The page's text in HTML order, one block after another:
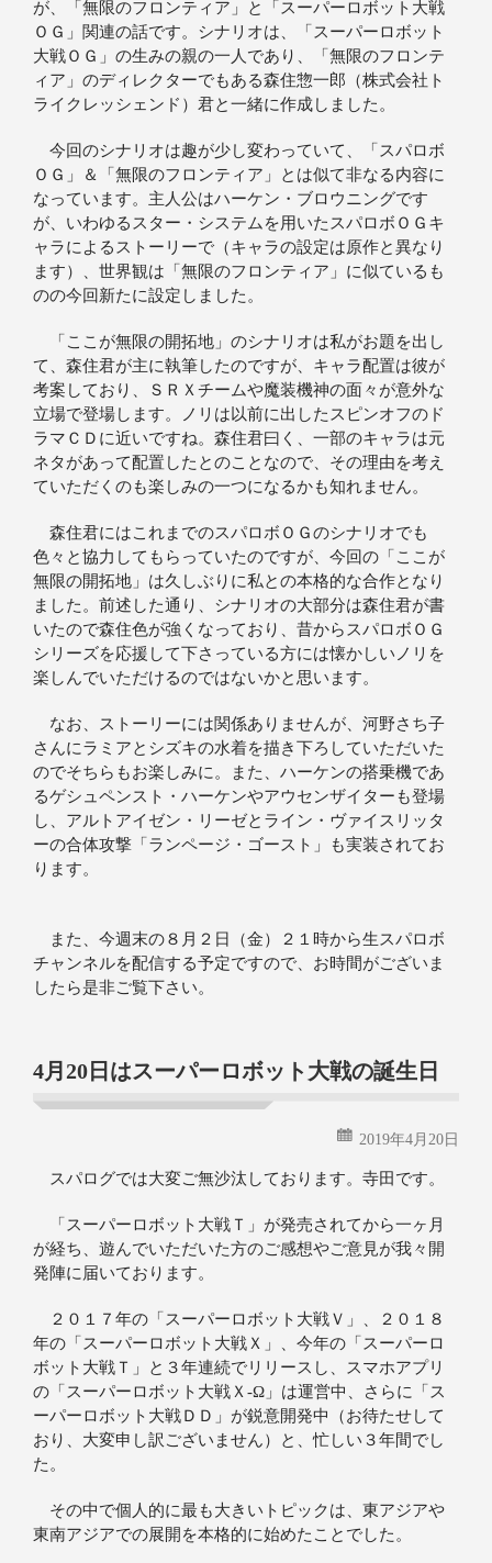
が、「無限のフロンティア」と「スーパーロボット大戦
ＯＧ」関連の話です。シナリオは、「スーパーロボット
大戦ＯＧ」の生みの親の一人であり、「無限のフロンテ
ィア」のディレクターでもある森住惣一郎（株式会社ト
ライクレッシェンド）君と一緒に作成しました。
今回のシナリオは趣が少し変わっていて、「スパロボ
ＯＧ」＆「無限のフロンティア」とは似て非なる内容に
なっています。主人公はハーケン・ブロウニングです
が、いわゆるスター・システムを用いたスパロボＯＧキ
ャラによるストーリーで（キャラの設定は原作と異なり
ます）、世界観は「無限のフロンティア」に似ているも
のの今回新たに設定しました。
「ここが無限の開拓地」のシナリオは私がお題を出し
て、森住君が主に執筆したのですが、キャラ配置は彼が
考案しており、ＳＲＸチームや魔装機神の面々が意外な
立場で登場します。ノリは以前に出したスピンオフのド
ラマＣＤに近いですね。森住君曰く、一部のキャラは元
ネタがあって配置したとのことなので、その理由を考え
ていただくのも楽しみの一つになるかも知れません。
森住君にはこれまでのスパロボＯＧのシナリオでも
色々と協力してもらっていたのですが、今回の「ここが
無限の開拓地」は久しぶりに私との本格的な合作となり
ました。前述した通り、シナリオの大部分は森住君が書
いたので森住色が強くなっており、昔からスパロボＯＧ
シリーズを応援して下さっている方には懐かしいノリを
楽しんでいただけるのではないかと思います。
なお、ストーリーには関係ありませんが、河野さち子
さんにラミアとシズキの水着を描き下ろしていただいた
のでそちらもお楽しみに。また、ハーケンの搭乗機であ
るゲシュペンスト・ハーケンやアウセンザイターも登場
し、アルトアイゼン・リーゼとライン・ヴァイスリッタ
ーの合体攻撃「ランページ・ゴースト」も実装されてお
ります。
また、今週末の８月２日（金）２１時から生スパロボ
チャンネルを配信する予定ですので、お時間がございま
したら是非ご覧下さい。
4月20日はスーパーロボット大戦の誕生日
2019年4月20日
スパログでは大変ご無沙汰しております。寺田です。
「スーパーロボット大戦Ｔ」が発売されてから一ヶ月
が経ち、遊んでいただいた方のご感想やご意見が我々開
発陣に届いております。
２０１７年の「スーパーロボット大戦Ｖ」、２０１８
年の「スーパーロボット大戦Ｘ」、今年の「スーパーロ
ボット大戦Ｔ」と３年連続でリリースし、スマホアプリ
の「スーパーロボット大戦Ｘ‐Ω」は運営中、さらに「ス
ーパーロボット大戦ＤＤ」が鋭意開発中（お待たせして
おり、大変申し訳ございません）と、忙しい３年間でし
た。
その中で個人的に最も大きいトピックは、東アジアや
東南アジアでの展開を本格的に始めたことでした。